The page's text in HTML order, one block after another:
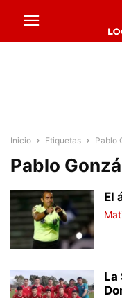
Inicio Etiquetas Pablo
Pablo
El
La